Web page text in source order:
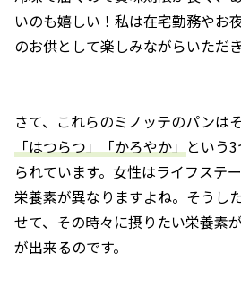
いのも嬉しい！私は在宅勤務やお
のお供として楽しみながらいただ
さて、これらのミノッテのパンは
「はつらつ」「かろやか」 という
られています。女性はライフステ
栄養素が異なりますよね。そうし
せて、その時々に摂りたい栄養素
が出来るのです。